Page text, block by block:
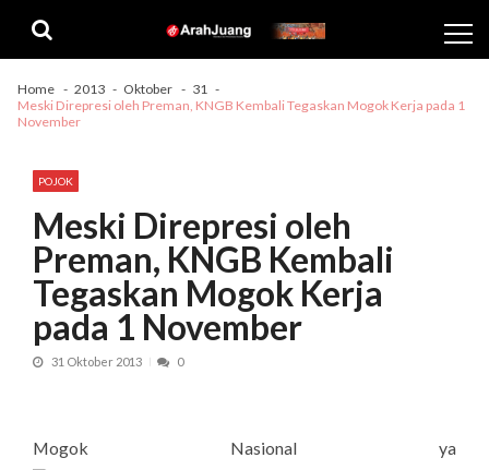
navigation
content
Home 2013 Oktober
31
Meski Direpresi oleh Preman, KNGB Kembali Tegaskan Mogok Kerja pada 1
November
POJOK
Meski Direpresi oleh
Preman, KNGB Kembali
Tegaskan Mogok Kerja
pada 1 November
31 Oktober 2013 0
Mogok Nasional ya